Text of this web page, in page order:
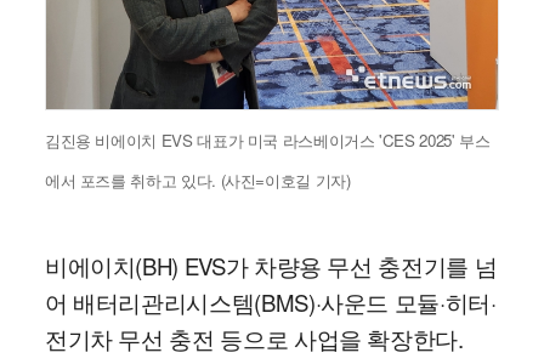
김진용 비에이치 EVS 대표가 미국 라스베이거스 'CES 2025' 부스
에서 포즈를 취하고 있다. (사진=이호길 기자)
비에이치(BH) EVS가 차량용 무선 충전기를 넘
어 배터리관리시스템(BMS)·사운드 모듈·히터·
전기차 무선 충전 등으로 사업을 확장한다.